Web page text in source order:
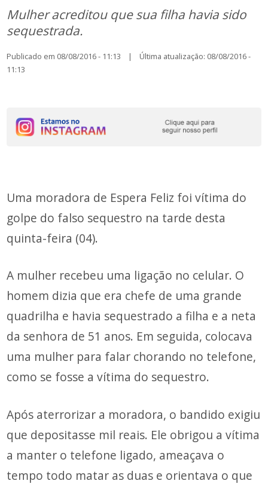
Mulher acreditou que sua filha havia sido
sequestrada.
Publicado em 08/08/2016 - 11:13 | Última atualização: 08/08/2016 -
11:13
Uma moradora de Espera Feliz foi vítima do
golpe do falso sequestro na tarde desta
quinta-feira (04).
A mulher recebeu uma ligação no celular. O
homem dizia que era chefe de uma grande
quadrilha e havia sequestrado a filha e a neta
da senhora de 51 anos. Em seguida, colocava
uma mulher para falar chorando no telefone,
como se fosse a vítima do sequestro.
Após aterrorizar a moradora, o bandido exigiu
que depositasse mil reais. Ele obrigou a vítima
a manter o telefone ligado, ameaçava o
tempo todo matar as duas e orientava o que